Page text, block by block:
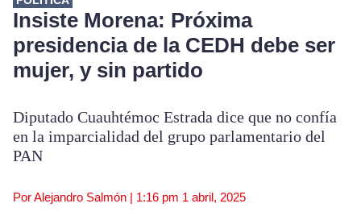
Insiste Morena: Próxima
presidencia de la CEDH debe ser
mujer, y sin partido
Diputado Cuauhtémoc Estrada dice que no confía
en la imparcialidad del grupo parlamentario del
PAN
Por Alejandro Salmón | 1:16 pm 1 abril, 2025